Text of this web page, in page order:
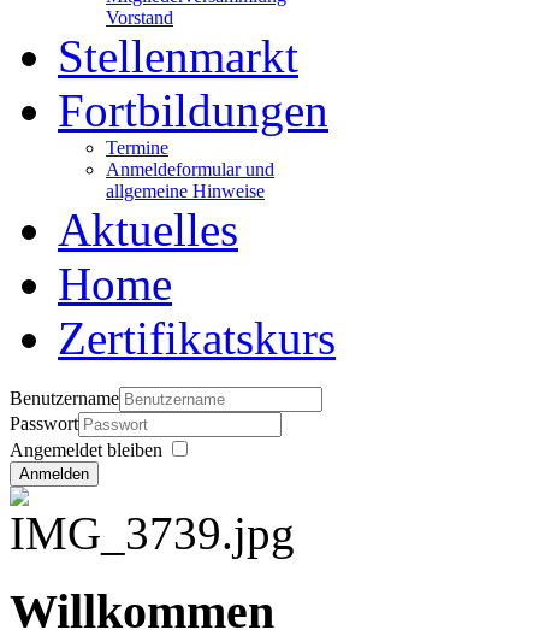
Vorstand
Stellenmarkt
Fortbildungen
Termine
Anmeldeformular und
allgemeine Hinweise
Aktuelles
Home
Zertifikatskurs
Benutzername
Passwort
Angemeldet bleiben
Anmelden
Willkommen